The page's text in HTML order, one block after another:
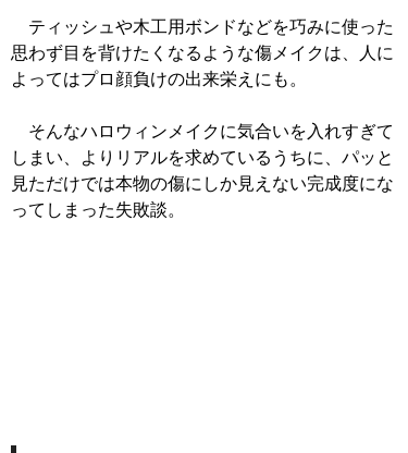
ティッシュや木工用ボンドなどを巧みに使った
思わず目を背けたくなるような傷メイクは、人に
よってはプロ顔負けの出来栄えにも。
そんなハロウィンメイクに気合いを入れすぎて
しまい、よりリアルを求めているうちに、パッと
見ただけでは本物の傷にしか見えない完成度にな
ってしまった失敗談。